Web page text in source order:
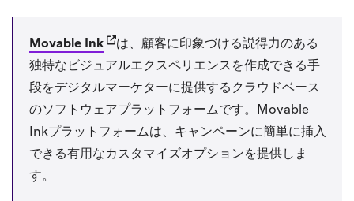
Movable Ink(opens in new tab)
は、顧客に印象づける説得力のある
独特なビジュアルエクスペリエンスを作成できる手
段をデジタルマーケターに提供するクラウドベース
のソフトウェアプラットフォームです。Movable
Inkプラットフォームは、キャンペーンに簡単に挿入
できる有用なカスタマイズオプションを提供しま
す。